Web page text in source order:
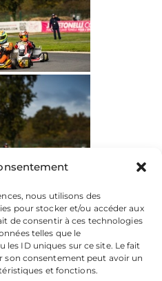
nous utilisons des
pour stocker et/ou accéder aux
de consentir à ces technologies
telles que le
ID uniques sur ce site. Le fait
son consentement peut avoir un
et fonctions.